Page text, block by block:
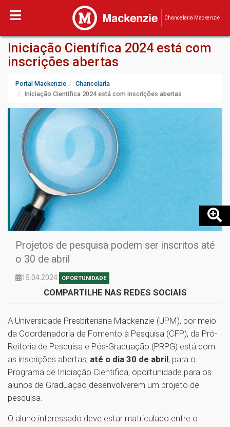
Chancelaria Mackenzie
Iniciação Científica 2024 está com
inscrições abertas
Portal Mackenzie
Chancelaria
Iniciação Científica 2024 está com inscrições abertas
Projetos de pesquisa podem ser inscritos até
o 30 de abril
15.04.2024 OPORTUNIDADE
COMPARTILHE NAS REDES SOCIAIS
A Universidade Presbiteriana Mackenzie (UPM), por meio
da Coordenadoria de Fomento à Pesquisa (CFP), da Pró-
Reitoria de Pesquisa e Pós-Graduação (PRPG) está com
as inscrições abertas, até o dia 30 de abril, para o
Programa de Iniciação Cientifica, oportunidade para os
alunos de Graduação desenvolverem um projeto de
pesquisa.
O aluno interessado deve estar matriculado entre o